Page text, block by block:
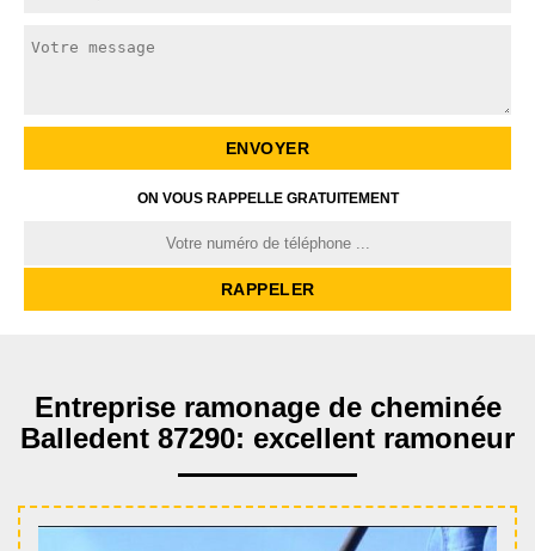
ON VOUS RAPPELLE GRATUITEMENT
Entreprise ramonage de cheminée
Balledent 87290: excellent ramoneur